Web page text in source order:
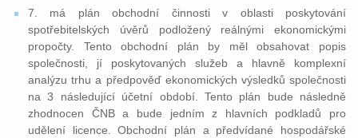
7. má plán obchodní činnosti v oblasti poskytování
spotřebitelských úvěrů podložený reálnými ekonomickými
propočty. Tento obchodní plán by měl obsahovat popis
společnosti, jí poskytovaných služeb a hlavně komplexní
analýzu trhu a předpověď ekonomických výsledků společnosti
na 3 následující účetní období. Tento plán bude následně
zhodnocen ČNB a bude jedním z hlavních podkladů pro
udělení licence. Obchodní plán a předvídané hospodářské